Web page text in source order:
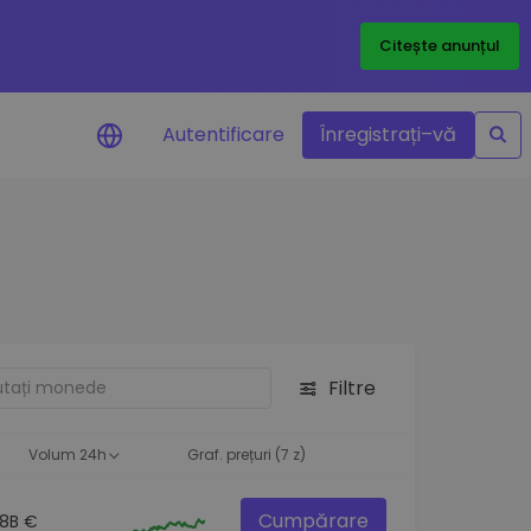
Citește anunțul
Autentificare Înregistrați–vă
Filtre
Volum 24h Graf. prețuri (7 z)
€ Cumpărare